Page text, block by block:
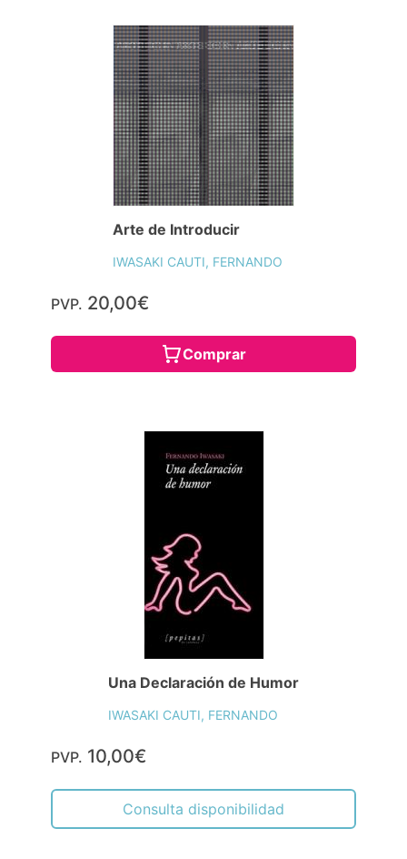
Arte de Introducir
IWASAKI CAUTI, FERNANDO
PVP. 20,00€
Comprar
Una Declaración de Humor
IWASAKI CAUTI, FERNANDO
PVP. 10,00€
Consulta disponibilidad